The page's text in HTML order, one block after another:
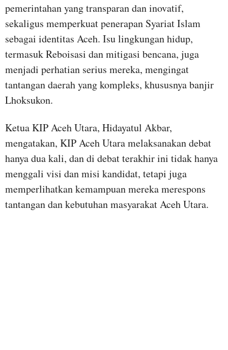
pemerintahan yang transparan dan inovatif,
sekaligus memperkuat penerapan Syariat Islam
sebagai identitas Aceh. Isu lingkungan hidup,
termasuk Reboisasi dan mitigasi bencana, juga
menjadi perhatian serius mereka, mengingat
tantangan daerah yang kompleks, khususnya banjir
Lhoksukon.
Ketua KIP Aceh Utara, Hidayatul Akbar,
mengatakan, KIP Aceh Utara melaksanakan debat
hanya dua kali, dan di debat terakhir ini tidak hanya
menggali visi dan misi kandidat, tetapi juga
memperlihatkan kemampuan mereka merespons
tantangan dan kebutuhan masyarakat Aceh Utara.